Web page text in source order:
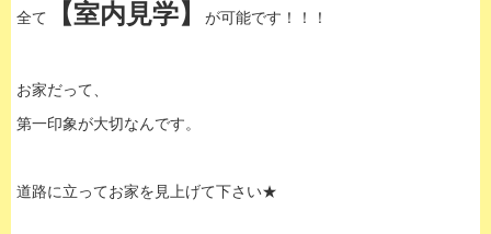
全て 【室内見学】 が可能です！！！
お家だって、
第一印象が大切なんです。
道路に立ってお家を見上げて下さい★